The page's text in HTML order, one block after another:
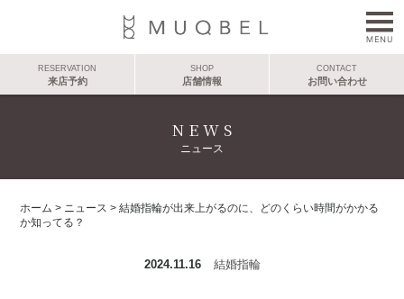
RESERVATION
来店予約
SHOP
店舗情報
CONTACT
お問い合わせ
NEWS
ニュース
ホーム > ニュース >結婚指輪が出来上がるのに、どのくらい時間がかかる
か知ってる？
2024.11.16 結婚指輪